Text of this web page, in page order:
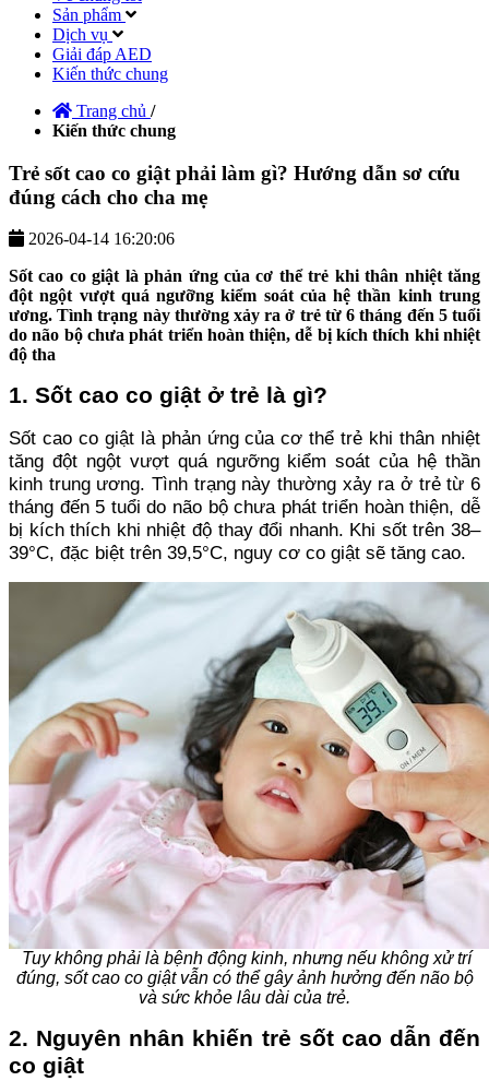
Sản phẩm
Dịch vụ
Giải đáp AED
Kiến thức chung
Trang chủ /
Kiến thức chung
Trẻ sốt cao co giật phải làm gì? Hướng dẫn sơ cứu
đúng cách cho cha mẹ
2026-04-14 16:20:06
Sốt cao co giật là phản ứng của cơ thể trẻ khi thân nhiệt tăng
đột ngột vượt quá ngưỡng kiểm soát của hệ thần kinh trung
ương. Tình trạng này thường xảy ra ở trẻ từ 6 tháng đến 5 tuổi
do não bộ chưa phát triển hoàn thiện, dễ bị kích thích khi nhiệt
độ tha
1. Sốt cao co giật ở trẻ là gì?
Sốt cao co giật là phản ứng của cơ thể trẻ khi thân nhiệt
tăng đột ngột vượt quá ngưỡng kiểm soát của hệ thần
kinh trung ương. Tình trạng này thường xảy ra ở trẻ từ 6
tháng đến 5 tuổi do não bộ chưa phát triển hoàn thiện, dễ
bị kích thích khi nhiệt độ thay đổi nhanh. Khi sốt trên 38–
39°C, đặc biệt trên 39,5°C, nguy cơ co giật sẽ tăng cao.
Tuy không phải là bệnh động kinh, nhưng nếu không xử trí
đúng, sốt cao co giật vẫn có thể gây ảnh hưởng đến não bộ
và sức khỏe lâu dài của trẻ.
2. Nguyên nhân khiến trẻ sốt cao dẫn đến
co giật